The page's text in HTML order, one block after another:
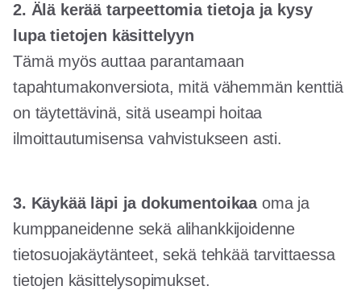
2. Älä kerää tarpeettomia tietoja ja kysy
lupa tietojen käsittelyyn
Tämä myös auttaa parantamaan
tapahtumakonversiota, mitä vähemmän kenttiä
on täytettävinä, sitä useampi hoitaa
ilmoittautumisensa vahvistukseen asti.
3. Käykää läpi ja dokumentoikaaoma ja
kumppaneidenne sekä alihankkijoidenne
tietosuojakäytänteet, sekä tehkää tarvittaessa
tietojen käsittelysopimukset.